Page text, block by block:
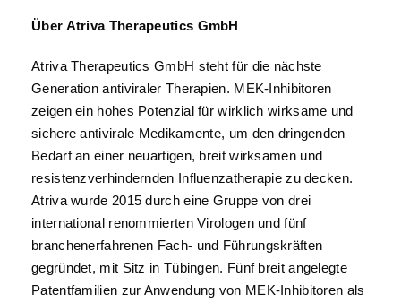
Über Atriva Therapeutics GmbH
Atriva Therapeutics GmbH steht für die nächste
Generation antiviraler Therapien. MEK-Inhibitoren
zeigen ein hohes Potenzial für wirklich wirksame und
sichere antivirale Medikamente, um den dringenden
Bedarf an einer neuartigen, breit wirksamen und
resistenzverhindernden Influenzatherapie zu decken.
Atriva wurde 2015 durch eine Gruppe von drei
international renommierten Virologen und fünf
branchenerfahrenen Fach- und Führungskräften
gegründet, mit Sitz in Tübingen. Fünf breit angelegte
Patentfamilien zur Anwendung von MEK-Inhibitoren als